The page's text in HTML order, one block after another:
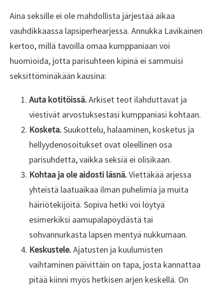
Aina seksille ei ole mahdollista järjestää aikaa
vauhdikkaassa lapsiperhearjessa. Annukka Lavikainen
kertoo, millä tavoilla omaa kumppaniaan voi
huomioida, jotta parisuhteen kipinä ei sammuisi
seksittöminäkään kausina:
Auta kotitöissä.Arkiset teot ilahduttavat ja
viestivät arvostuksestasi kumppaniasi kohtaan.
Kosketa.Suukottelu, halaaminen, kosketus ja
hellyydenosoitukset ovat oleellinen osa
parisuhdetta, vaikka seksiä ei olisikaan.
Kohtaa ja ole aidosti läsnä.Viettäkää arjessa
yhteistä laatuaikaa ilman puhelimia ja muita
häiriötekijöitä. Sopiva hetki voi löytyä
esimerkiksi aamupalapöydästä tai
sohvannurkasta lapsen mentyä nukkumaan.
Keskustele.Ajatusten ja kuulumisten
vaihtaminen päivittäin on tapa, josta kannattaa
pitää kiinni myös hetkisen arjen keskellä. On